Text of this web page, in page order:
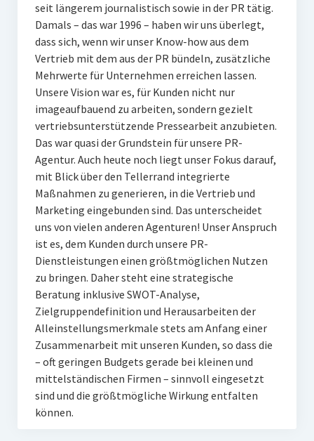
seit längerem journalistisch sowie in der PR tätig.
Damals – das war 1996 – haben wir uns überlegt,
dass sich, wenn wir unser Know-how aus dem
Vertrieb mit dem aus der PR bündeln, zusätzliche
Mehrwerte für Unternehmen erreichen lassen.
Unsere Vision war es, für Kunden nicht nur
imageaufbauend zu arbeiten, sondern gezielt
vertriebsunterstützende Pressearbeit anzubieten.
Das war quasi der Grundstein für unsere PR-
Agentur. Auch heute noch liegt unser Fokus darauf,
mit Blick über den Tellerrand integrierte
Maßnahmen zu generieren, in die Vertrieb und
Marketing eingebunden sind. Das unterscheidet
uns von vielen anderen Agenturen! Unser Anspruch
ist es, dem Kunden durch unsere PR-
Dienstleistungen einen größtmöglichen Nutzen
zu bringen. Daher steht eine strategische
Beratung inklusive SWOT-Analyse,
Zielgruppendefinition und Herausarbeiten der
Alleinstellungsmerkmale stets am Anfang einer
Zusammenarbeit mit unseren Kunden, so dass die
– oft geringen Budgets gerade bei kleinen und
mittelständischen Firmen – sinnvoll eingesetzt
sind und die größtmögliche Wirkung entfalten
können.